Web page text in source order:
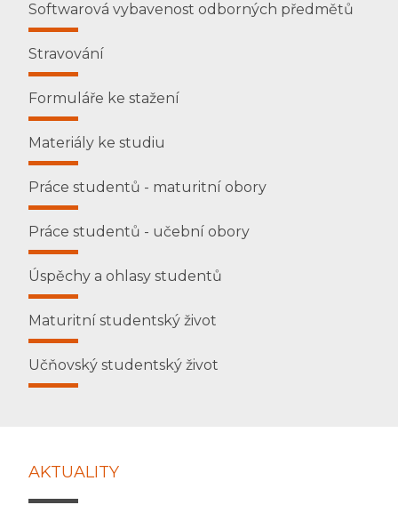
Softwarová vybavenost odborných předmětů
Stravování
Formuláře ke stažení
Materiály ke studiu
Práce studentů - maturitní obory
Práce studentů - učební obory
Úspěchy a ohlasy studentů
Maturitní studentský život
Učňovský studentský život
AKTUALITY